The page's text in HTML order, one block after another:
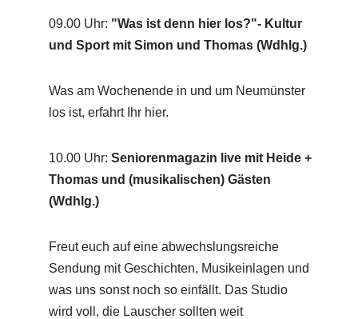
09.00 Uhr: "Was ist denn hier los?"- Kultur
und Sport mit Simon und Thomas (Wdhlg.)
Was am Wochenende in und um Neumünster
los ist, erfahrt Ihr hier.
10.00 Uhr: Seniorenmagazin live mit Heide +
Thomas und (musikalischen) Gästen
(Wdhlg.)
Freut euch auf eine abwechslungsreiche
Sendung mit Geschichten, Musikeinlagen und
was uns sonst noch so einfällt. Das Studio
wird voll, die Lauscher sollten weit